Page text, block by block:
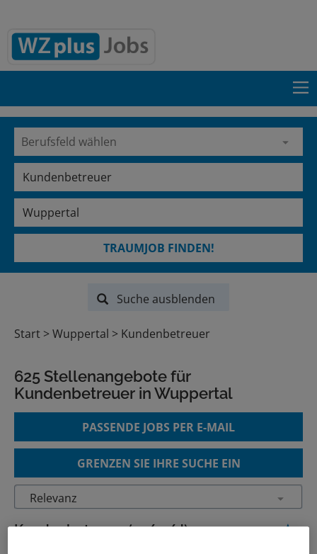
TRAUMJOB FINDEN!
Suche ausblenden
Start Wuppertal Kundenbetreuer
625 Stellenangebote für
Kundenbetreuer in Wuppertal
PASSENDE JOBS PER E-MAIL
GRENZEN SIE IHRE SUCHE EIN
Kundenbetreuer (m/w/d)